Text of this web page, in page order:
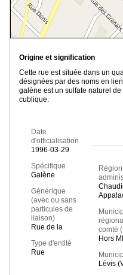
Origine et signification
Cette rue est située dans un
désignées par des noms en
galène est un sulfate naturel
cublique.
Date
d'officialisation
1996-03-29
Spécifique
Galène
Générique
(avec ou sans
particules de
liaison)
Rue de la
Type d'entité
Rue
Région
comté
Hors
Lévis